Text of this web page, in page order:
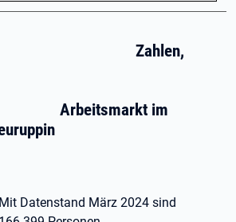
im
Mit Datenstand März 2024 sind